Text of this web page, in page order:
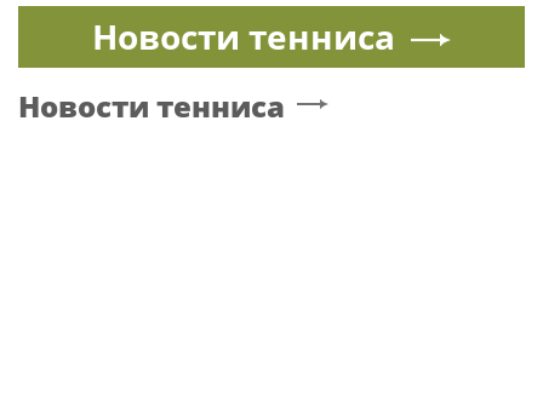
Новости тенниса
Новости тенниса